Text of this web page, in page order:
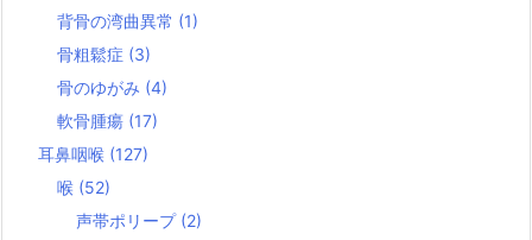
背骨の湾曲異常 (1)
骨粗鬆症 (3)
骨のゆがみ (4)
軟骨腫瘍 (17)
耳鼻咽喉 (127)
喉 (52)
声帯ポリープ (2)